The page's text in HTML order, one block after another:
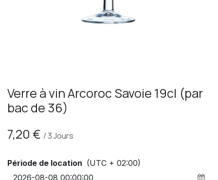
Verre à vin Arcoroc Savoie 19cl (par
bac de 36)
7,20 € /3Jours
Période de location (UTC + 02:00)